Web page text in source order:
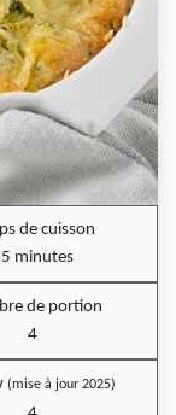
de cuisson
minutes
de portion
4
(mise à jour 2025)